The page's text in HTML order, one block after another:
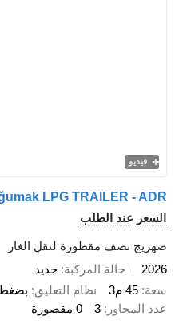
فيديو
LPG TRAILER - ADR
السعر عند الطلب
صهريج نصف مقطورة لنقل الغاز
2026
حالة المركبة جديد
سعة 45 م3 نظام التعليق بضغط
عدد المحاور
3 0 مقصورة